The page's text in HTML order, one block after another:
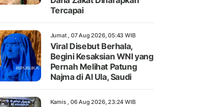
Tercapai
Jumat , 07 Aug 2026, 05:43 WIB
Viral Disebut Berhala,
Begini Kesaksian WNI yang
Pernah Melihat Patung
Najma di Al Ula, Saudi
Kamis , 06 Aug 2026, 23:24 WIB